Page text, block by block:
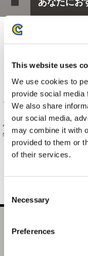
This website uses
We use cookies to
provide social media
We also share
our social media,
may combine it with
provided to them or
of their services.
Selection
Necessary
Preferences
あなたにお
バイオハザード30周
年 ラクーンくんぬ...
5,500円(税込)
バ
イ
バイオハザード レク